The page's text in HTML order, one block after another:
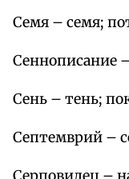
Семя – семя;
Сеннописание
Сень – тень;
Септемврий –